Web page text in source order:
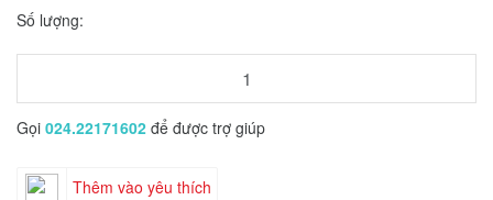
Số lượng:
Gọi 024.22171602 để được trợ giúp
Thêm vào yêu thích